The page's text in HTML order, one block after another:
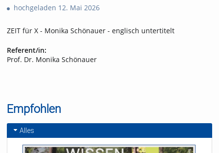
hochgeladen 12. Mai 2026
ZEIT für X - Monika Schönauer - englisch untertitelt
Referent/in:
Prof. Dr. Monika Schönauer
Empfohlen
Alles